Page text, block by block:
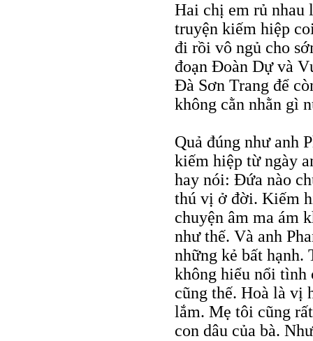
Hai chị em rủ nhau
truyện kiếm hiệp
đi rồi vô ngủ cho
đoạn Đoàn Dự và
Đà Sơn Trang để
không cằn nhằn gì
Quả đúng như anh
kiếm hiệp từ ngày
hay nói: Đứa nào
thú vị ở đời. Kiếm
chuyện âm ma ám
như thế. Và anh
những kẻ bất hạnh.
không hiểu nổi tình
cũng thế. Hoà là vị
lắm. Mẹ tôi cũng
con dâu của bà.